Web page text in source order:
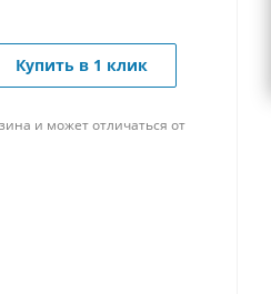
Купить в 1 клик
и может отличаться от